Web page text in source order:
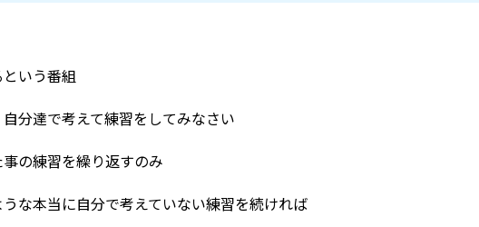
いう番組
分達で考えて練習をしてみなさい
の練習を繰り返すのみ
な本当に自分で考えていない練習を続ければ